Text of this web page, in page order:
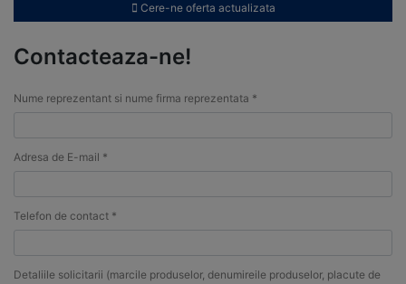
Cere-ne oferta actualizata
Contacteaza-ne!
Nume reprezentant si nume firma reprezentata *
Adresa de E-mail *
Telefon de contact *
Detaliile solicitarii (marcile produselor, denumireile produselor, placute de